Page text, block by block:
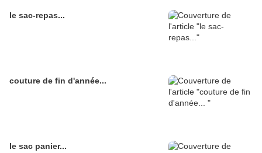
le sac-repas...
couture de fin d'année...
le sac panier...